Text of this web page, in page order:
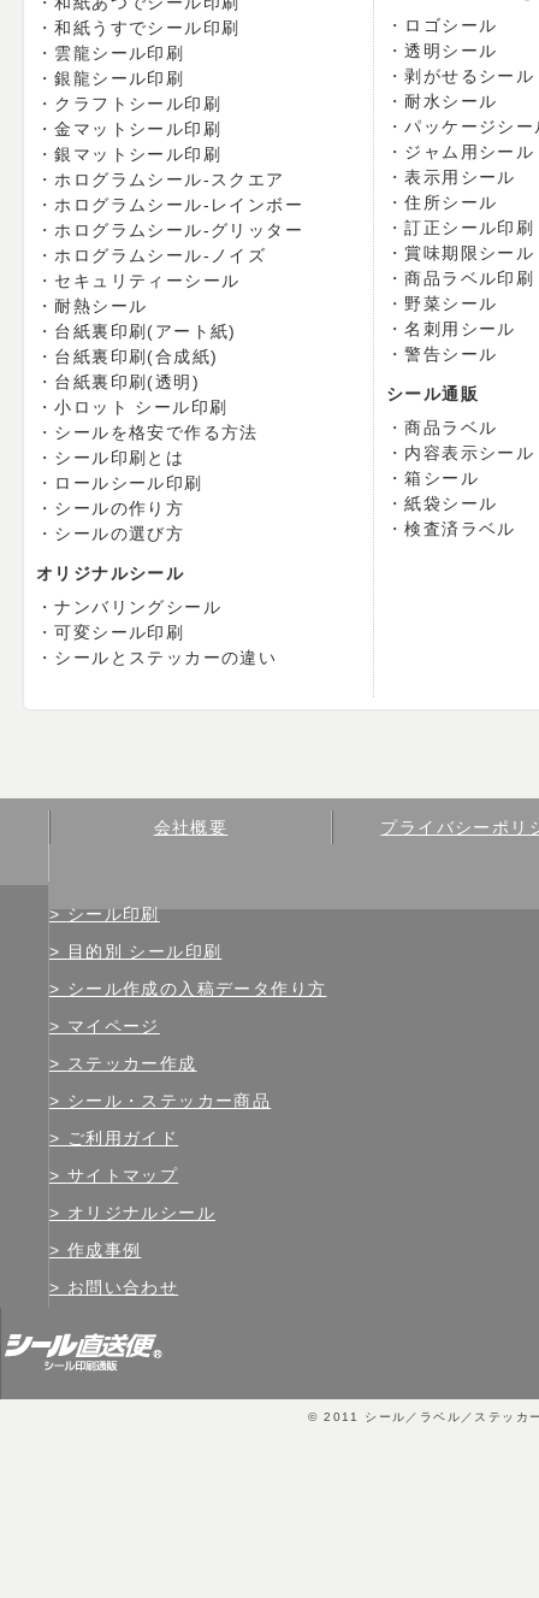
和紙うすでシール印刷
雲龍シール印刷
銀龍シール印刷
クラフトシール印刷
金マットシール印刷
銀マットシール印刷
ホログラムシール-スクエア
ホログラムシール-レインボー
ホログラムシール-グリッター
ホログラムシール-ノイズ
セキュリティーシール
耐熱シール
台紙裏印刷(アート紙)
台紙裏印刷(合成紙)
台紙裏印刷(透明)
小ロット シール印刷
シールを格安で作る方法
シール印刷とは
ロールシール印刷
シールの作り方
シールの選び方
オリジナルシール
ナンバリングシール
可変シール印刷
シールとステッカーの違い
ロゴシール
透明シール
剥がせるシール
耐水シール
パッケージシー
ジャム用シール
表示用シール
住所シール
訂正シール印刷
賞味期限シール
商品ラベル印刷
野菜シール
名刺用シール
警告シール
シール通販
商品ラベル
内容表示シール
箱シール
紙袋シール
検査済ラベル
会社概要 プライバシーポリ
シール印刷
目的別 シール印刷
シール作成の入稿データ作り方
マイページ
ステッカー作成
シール・ステッカー商品
ご利用ガイド
サイトマップ
オリジナルシール
作成事例
お問い合わせ
© 2011 シール／ラベル／ステッカ